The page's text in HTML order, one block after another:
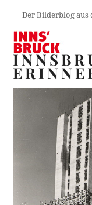
Der Bilderblog aus